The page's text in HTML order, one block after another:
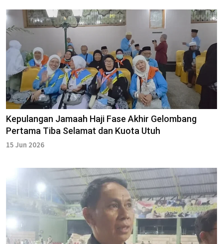
Kepulangan Jamaah Haji Fase Akhir Gelombang
Pertama Tiba Selamat dan Kuota Utuh
15 Jun 2026